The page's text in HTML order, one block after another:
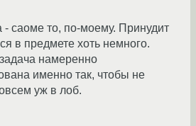
- саоме то, по-моему. Принудит
в предмете хоть немного.
намеренно
именно так, чтобы не
уж в лоб.